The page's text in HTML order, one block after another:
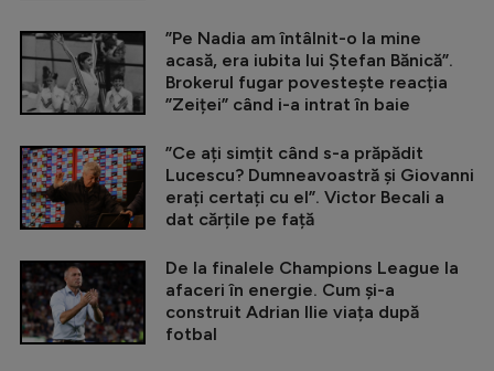
”Pe Nadia am întâlnit-o la mine
acasă, era iubita lui Ștefan Bănică”.
Brokerul fugar povestește reacția
”Zeiței” când i-a intrat în baie
”Ce ați simțit când s-a prăpădit
Lucescu? Dumneavoastră și Giovanni
erați certați cu el”. Victor Becali a
dat cărțile pe față
De la finalele Champions League la
afaceri în energie. Cum și-a
construit Adrian Ilie viața după
fotbal